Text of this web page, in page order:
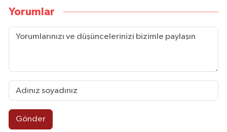
Yorumlar
Gönder